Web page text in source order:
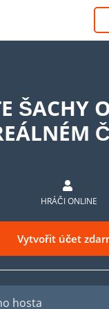
ŠACHY
Vytvořit účet
HRÁČI ONLINE